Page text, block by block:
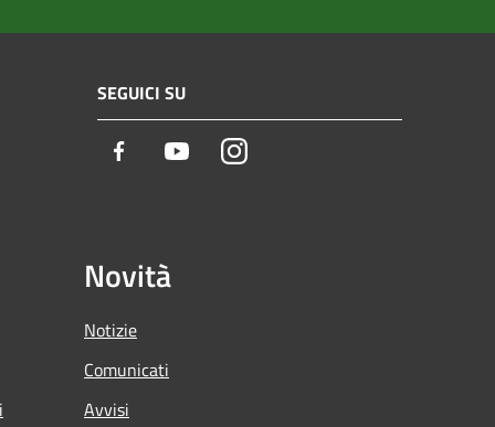
SEGUICI SU
Facebook YoutubeInstagram
Novità
Notizie
Comunicati
Avvisi